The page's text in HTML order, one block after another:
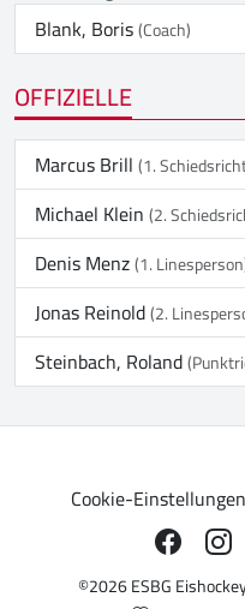
Blank, Boris(Coach)
OFFIZIELLE
Marcus Brill(1.
Michael Klein(2.
Denis Menz(1.
Jonas Reinold(2.
Steinbach, Roland
Cookie-Einstellungen
©2026 ESBG